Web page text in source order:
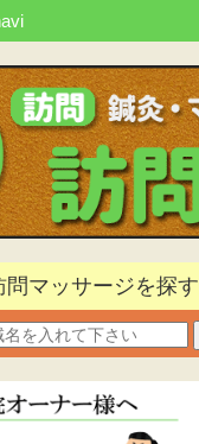
マッサージを探す